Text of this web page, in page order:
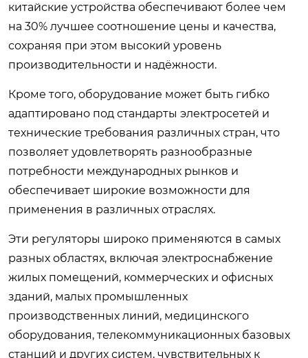
китайские устройства обеспечивают более чем
на 30% лучшее соотношение цены и качества,
сохраняя при этом высокий уровень
производительности и надёжности.
Кроме того, оборудование может быть гибко
адаптировано под стандарты электросетей и
технические требования различных стран, что
позволяет удовлетворять разнообразные
потребности международных рынков и
обеспечивает широкие возможности для
применения в различных отраслях.
Эти регуляторы широко применяются в самых
разных областях, включая электроснабжение
жилых помещений, коммерческих и офисных
зданий, малых промышленных
производственных линий, медицинского
оборудования, телекоммуникационных базовых
станций и других систем, чувствительных к